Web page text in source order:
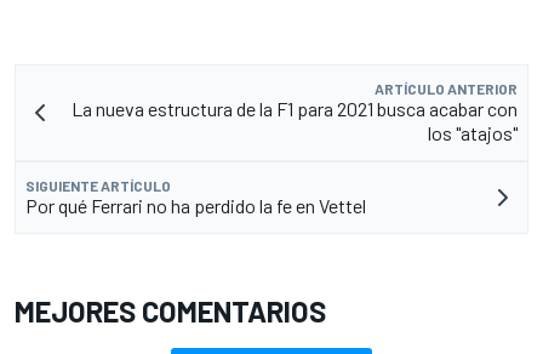
ARTÍCULO ANTERIOR
La nueva estructura de la F1 para 2021 busca acabar con
los "atajos"
SIGUIENTE ARTÍCULO
Por qué Ferrari no ha perdido la fe en Vettel
MEJORES COMENTARIOS